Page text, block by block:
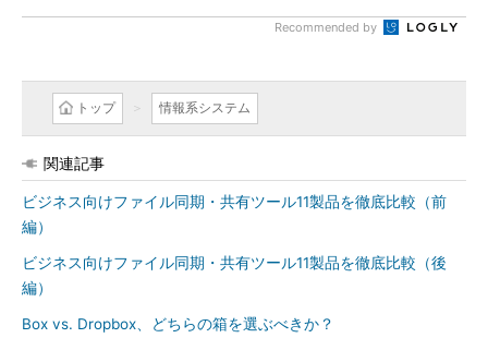
Recommended by
トップ 情報系システム
関連記事
ビジネス向けファイル同期・共有ツール11製品を徹底比較（前
編）
ビジネス向けファイル同期・共有ツール11製品を徹底比較（後
編）
Box vs. Dropbox、どちらの箱を選ぶべきか？